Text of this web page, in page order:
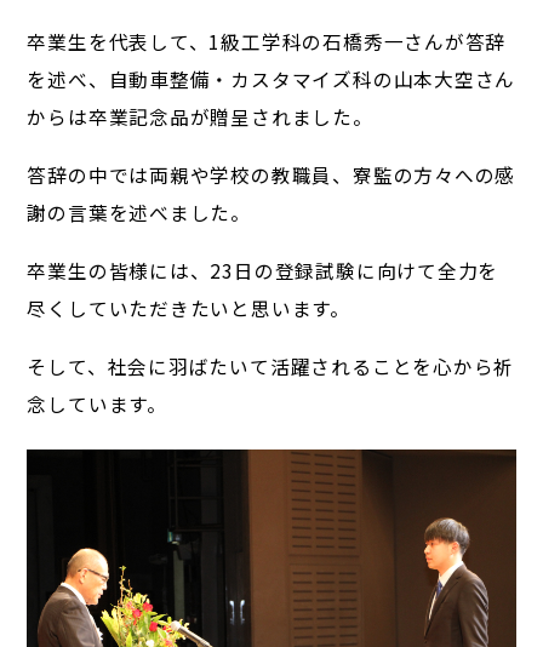
卒業生を代表して、1級工学科の石橋秀一さんが答辞
を述べ、自動車整備・カスタマイズ科の山本大空さん
からは卒業記念品が贈呈されました。
答辞の中では両親や学校の教職員、寮監の方々への感
謝の言葉を述べました。
卒業生の皆様には、23日の登録試験に向けて全力を
尽くしていただきたいと思います。
そして、社会に羽ばたいて活躍されることを心から祈
念しています。